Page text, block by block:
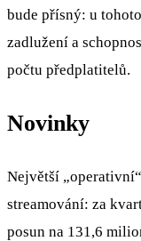
bude přísný: u
zadlužení a
počtu předplatitelů.
Novinky
Největší
streamování: za
posun na 131,6